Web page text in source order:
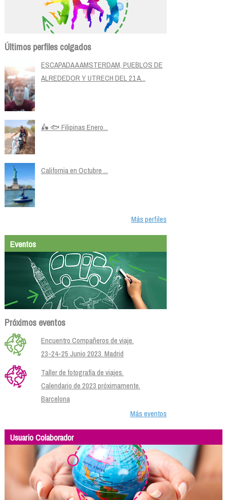
Últimos perfiles colgados
ESCAPADA A AMSTERDAM, PUEBLOS DE
ALREDEDOR Y UTRECH DEL 21 A...
🛵 🐟 Filipinas Enero...
California en Octubre ...
Más perfiles
Eventos
Próximos eventos
Encuentro Compañeros de viaje.
23-24-25 Junio 2023. Madrid
Taller de fotografía de viajes.
Calendario de 2023 próximamente.
Barcelona
Más eventos
Usuario Colaborador